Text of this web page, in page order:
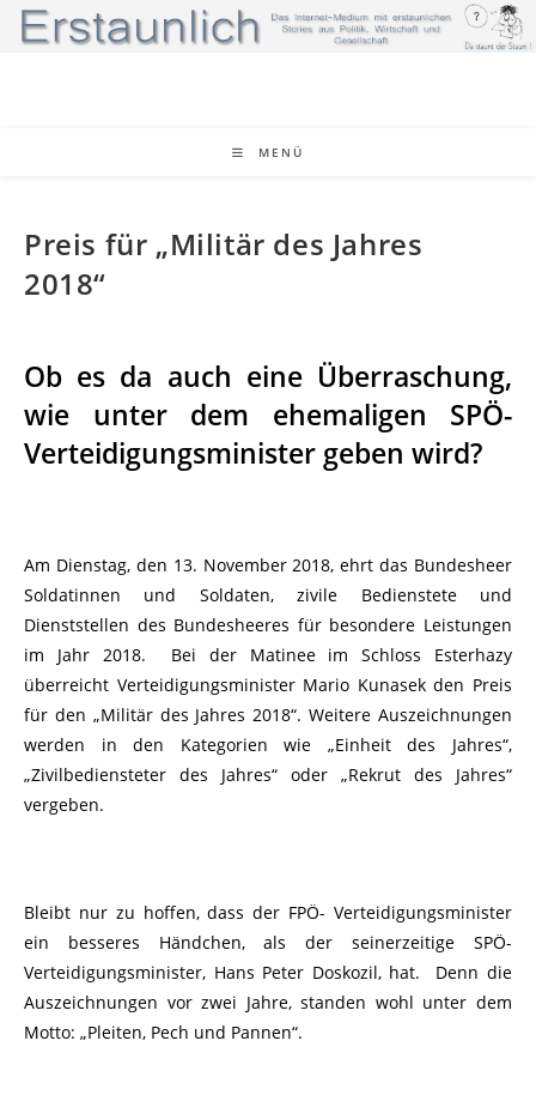
MENÜ
Preis für „Militär des Jahres
2018“
Ob es da auch eine Überraschung,
wie unter dem ehemaligen SPÖ-
Verteidigungsminister geben wird?
Am Dienstag, den 13. November 2018, ehrt das Bundesheer
Soldatinnen und Soldaten, zivile Bedienstete und
Dienststellen des Bundesheeres für besondere Leistungen
im Jahr 2018. Bei der Matinee im Schloss Esterhazy
überreicht Verteidigungsminister Mario Kunasek den Preis
für den „Militär des Jahres 2018“. Weitere Auszeichnungen
werden in den Kategorien wie „Einheit des Jahres“,
„Zivilbediensteter des Jahres“ oder „Rekrut des Jahres“
vergeben.
Bleibt nur zu hoffen, dass der FPÖ- Verteidigungsminister
ein besseres Händchen, als der seinerzeitige SPÖ-
Verteidigungsminister, Hans Peter Doskozil, hat. Denn die
Auszeichnungen vor zwei Jahre, standen wohl unter dem
Motto: „Pleiten, Pech und Pannen“.